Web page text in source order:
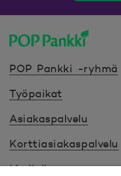
POP Pankki -ryhmä
Työpaikat
Asiakaspalvelu
Korttiasiakaspalvelu
Medialle